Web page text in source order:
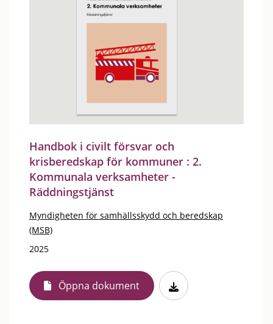
Handbok i civilt försvar och
krisberedskap för kommuner : 2.
Kommunala verksamheter -
Räddningstjänst
Myndigheten för samhällsskydd och beredskap
(MSB)
2025
Öppna dokument